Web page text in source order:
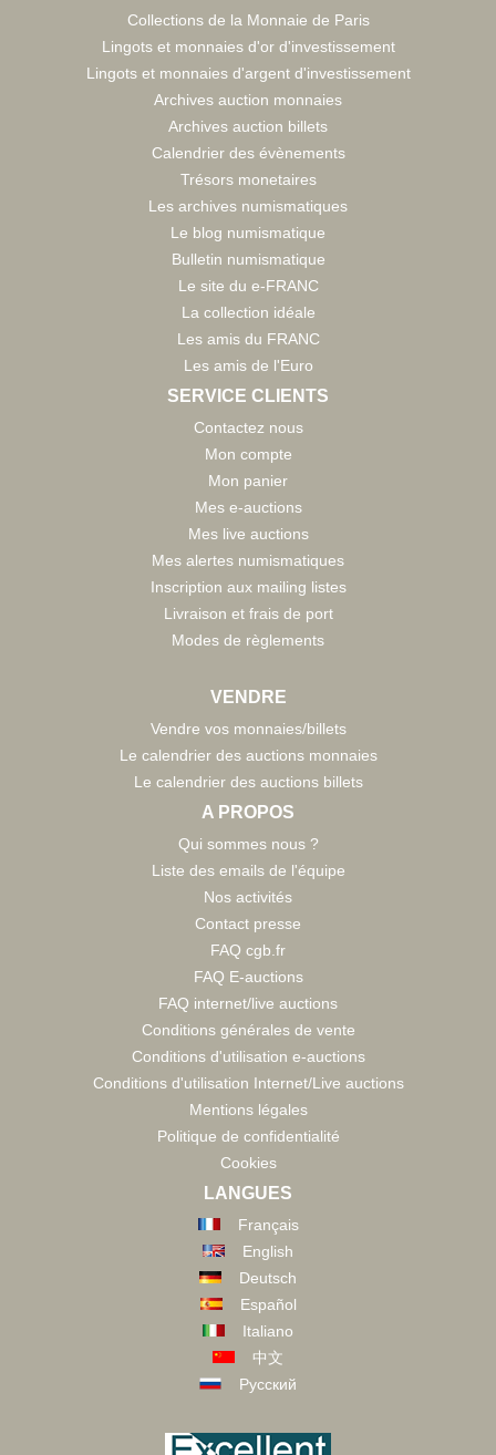
Collections de la Monnaie de Paris
Lingots et monnaies d'or d'investissement
Lingots et monnaies d'argent d'investissement
Archives auction monnaies
Archives auction billets
Calendrier des évènements
Trésors monetaires
Les archives numismatiques
Le blog numismatique
Bulletin numismatique
Le site du e-FRANC
La collection idéale
Les amis du FRANC
Les amis de l'Euro
SERVICE CLIENTS
Contactez nous
Mon compte
Mon panier
Mes e-auctions
Mes live auctions
Mes alertes numismatiques
Inscription aux mailing listes
Livraison et frais de port
Modes de règlements
VENDRE
Vendre vos monnaies/billets
Le calendrier des auctions monnaies
Le calendrier des auctions billets
A PROPOS
Qui sommes nous ?
Liste des emails de l'équipe
Nos activités
Contact presse
FAQ cgb.fr
FAQ E-auctions
FAQ internet/live auctions
Conditions générales de vente
Conditions d'utilisation e-auctions
Conditions d'utilisation Internet/Live auctions
Mentions légales
Politique de confidentialité
Cookies
LANGUES
Français
English
Deutsch
Español
Italiano
中文
Русский